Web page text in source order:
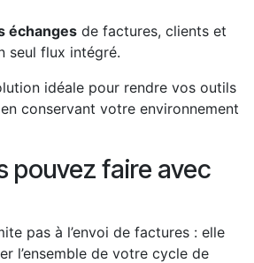
échanges de factures, clients et
seul flux intégré.
idéale pour rendre vos outils
conservant votre environnement
pouvez faire avec
pas à l’envoi de factures : elle
l’ensemble de votre cycle de